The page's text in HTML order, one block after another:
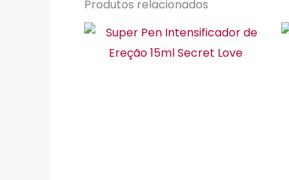
Produtos relacionados